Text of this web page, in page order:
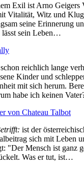
Exil ist Arno Geigers
Vitalität, Witz und
seine Erinnerung
lässt sein Leben…
reichlich lange
Kinder und
mit sich herum.
habe ich keinen
von Chateau Talbot
ist der
sich mit Leben
"Der Mensch ist ganz
Was er tut, ist…